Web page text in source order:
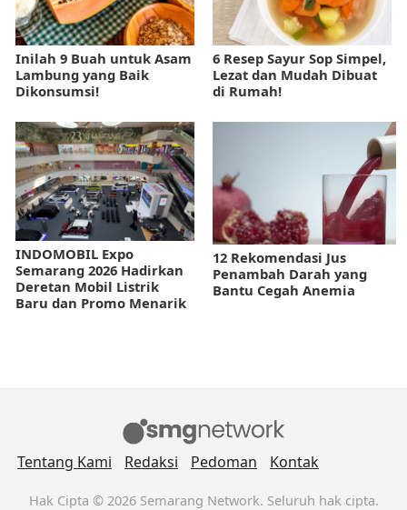
Inilah 9 Buah untuk Asam
Lambung yang Baik
Dikonsumsi!
6 Resep Sayur Sop Simpel,
Lezat dan Mudah Dibuat
di Rumah!
INDOMOBIL Expo
Semarang 2026 Hadirkan
Deretan Mobil Listrik
Baru dan Promo Menarik
12 Rekomendasi Jus
Penambah Darah yang
Bantu Cegah Anemia
Tentang Kami Redaksi Pedoman Kontak
Hak Cipta © 2026 Semarang Network. Seluruh hak cipta.